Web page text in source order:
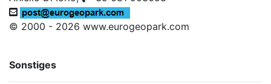
© 2000 - 2026 www.eurogeopark.com
Sonstiges